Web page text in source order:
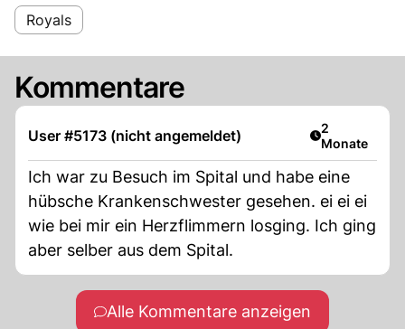
Royals
Kommentare
User #5173 (nicht angemeldet) Artikel
2
Monate
Ich war zu Besuch im Spital und habe eine
hübsche Krankenschwester gesehen. ei ei ei
wie bei mir ein Herzflimmern losging. Ich ging
aber selber aus dem Spital.
Alle Kommentare anzeigen